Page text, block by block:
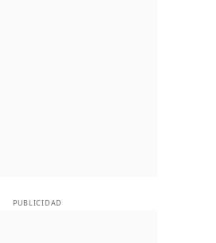
PUBLICIDAD